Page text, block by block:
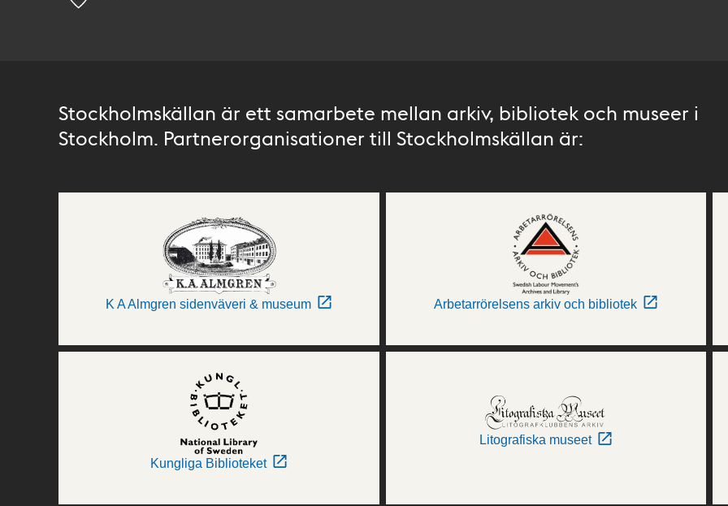
Stockholmskällan är ett samarbete mellan arkiv, bibliotek och museer i
Stockholm. Partnerorganisationer till Stockholmskällan är:
K A Almgren sidenväveri & museum Arbetarrörelsens arkiv och bibliotek
Kungliga Biblioteket
Litografiska museet